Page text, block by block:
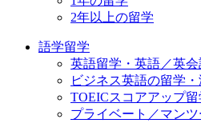
2年以上の留学
語学留学
英語留学・英語／英会
ビジネス英語の留学
TOEICスコアアップ留
プライベート／マン